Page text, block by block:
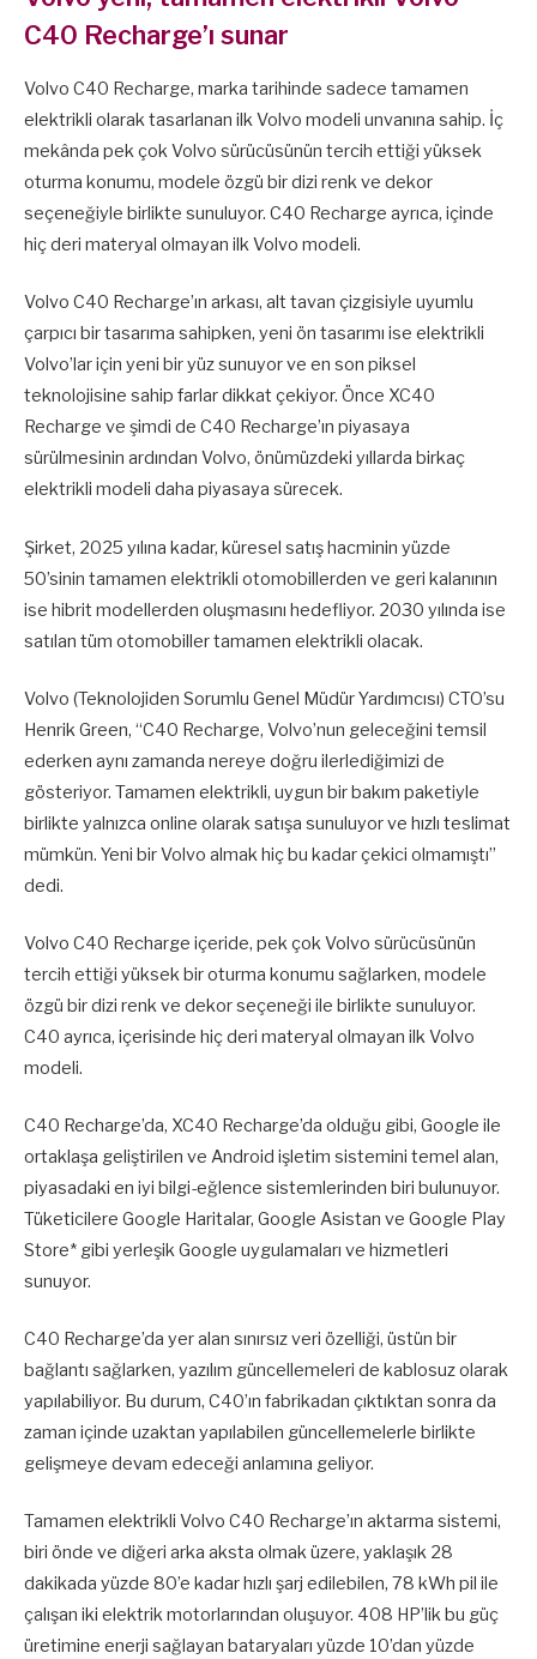
C40 Recharge’ı sunar
Volvo C40 Recharge, marka tarihinde sadece tamamen
elektrikli olarak tasarlanan ilk Volvo modeli unvanına sahip. İç
mekânda pek çok Volvo sürücüsünün tercih ettiği yüksek
oturma konumu, modele özgü bir dizi renk ve dekor
seçeneğiyle birlikte sunuluyor. C40 Recharge ayrıca, içinde
hiç deri materyal olmayan ilk Volvo modeli.
Volvo C40 Recharge’ın arkası, alt tavan çizgisiyle uyumlu
çarpıcı bir tasarıma sahipken, yeni ön tasarımı ise elektrikli
Volvo’lar için yeni bir yüz sunuyor ve en son piksel
teknolojisine sahip farlar dikkat çekiyor. Önce XC40
Recharge ve şimdi de C40 Recharge’ın piyasaya
sürülmesinin ardından Volvo, önümüzdeki yıllarda birkaç
elektrikli modeli daha piyasaya sürecek.
Şirket, 2025 yılına kadar, küresel satış hacminin yüzde
50’sinin tamamen elektrikli otomobillerden ve geri kalanının
ise hibrit modellerden oluşmasını hedefliyor. 2030 yılında ise
satılan tüm otomobiller tamamen elektrikli olacak.
Volvo (Teknolojiden Sorumlu Genel Müdür Yardımcısı) CTO’su
Henrik Green, “C40 Recharge, Volvo’nun geleceğini temsil
ederken aynı zamanda nereye doğru ilerlediğimizi de
gösteriyor. Tamamen elektrikli, uygun bir bakım paketiyle
birlikte yalnızca online olarak satışa sunuluyor ve hızlı teslimat
mümkün. Yeni bir Volvo almak hiç bu kadar çekici olmamıştı”
dedi.
Volvo C40 Recharge içeride, pek çok Volvo sürücüsünün
tercih ettiği yüksek bir oturma konumu sağlarken, modele
özgü bir dizi renk ve dekor seçeneği ile birlikte sunuluyor.
C40 ayrıca, içerisinde hiç deri materyal olmayan ilk Volvo
modeli.
C40 Recharge’da, XC40 Recharge’da olduğu gibi, Google ile
ortaklaşa geliştirilen ve Android işletim sistemini temel alan,
piyasadaki en iyi bilgi-eğlence sistemlerinden biri bulunuyor.
Tüketicilere Google Haritalar, Google Asistan ve Google Play
Store* gibi yerleşik Google uygulamaları ve hizmetleri
sunuyor.
C40 Recharge’da yer alan sınırsız veri özelliği, üstün bir
bağlantı sağlarken, yazılım güncellemeleri de kablosuz olarak
yapılabiliyor. Bu durum, C40’ın fabrikadan çıktıktan sonra da
zaman içinde uzaktan yapılabilen güncellemelerle birlikte
gelişmeye devam edeceği anlamına geliyor.
Tamamen elektrikli Volvo C40 Recharge’ın aktarma sistemi,
biri önde ve diğeri arka aksta olmak üzere, yaklaşık 28
dakikada yüzde 80’e kadar hızlı şarj edilebilen, 78 kWh pil ile
çalışan iki elektrik motorlarından oluşuyor. 408 HP’lik bu güç
üretimine enerji sağlayan bataryaları yüzde 10’dan yüzde